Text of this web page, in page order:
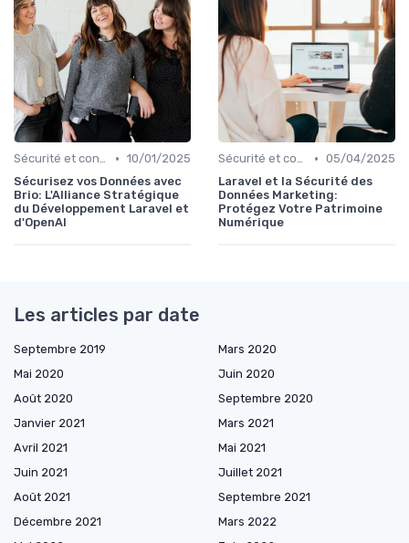
Sécurité et confidentialité des données personnelles • 10/01/2025
Sécurisez vos Données avec
Brio: L'Alliance Stratégique
du Développement Laravel et
d'OpenAI
Sécurité et confidentialité des données personnelles • 05/04/2025
Laravel et la Sécurité des
Données Marketing:
Protégez Votre Patrimoine
Numérique
Les articles par date
Septembre 2019
Mars 2020
Mai 2020
Juin 2020
Août 2020
Septembre 2020
Janvier 2021
Mars 2021
Avril 2021
Mai 2021
Juin 2021
Juillet 2021
Août 2021
Septembre 2021
Décembre 2021
Mars 2022